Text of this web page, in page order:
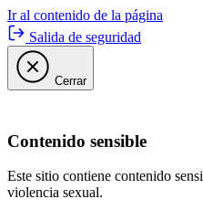
Ir al contenido de la página
Salida de seguridad
Cerrar
Contenido sensible
Este sitio contiene contenido
violencia sexual.